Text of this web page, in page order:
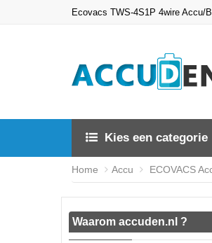
Ecovacs TWS-4S1P 4wire Accu/
Kies een categorie
Home Accu ECOVACS
Waarom accuden.nl ?